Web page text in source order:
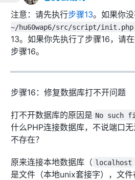
注意：请先执行步骤13。如果你
~/hu60wap6/src/script/init.php
13。如果你先执行了步骤16，请
步骤16。
步骤16：修复数据库打不开问题
打不开数据库的原因是 No such
什么PHP连接数据库，不说端口
不存在？
原来连接本地数据库（ localhost
是文件（本地unix套接字），文件